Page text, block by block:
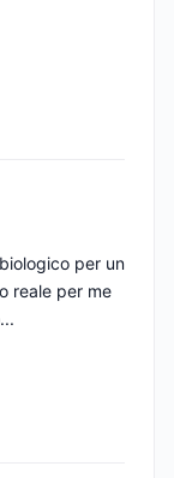
per un
reale per me